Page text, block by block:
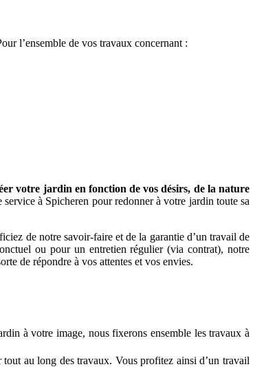
l’ensemble de vos travaux concernant :
votre jardin en fonction de vos désirs, de la nature
à Spicheren pour redonner à votre jardin toute sa
de notre savoir-faire et de la garantie d’un travail de
ou pour un entretien régulier (via contrat), notre
de répondre à vos attentes et vos envies.
à votre image, nous fixerons ensemble les travaux à
au long des travaux. Vous profitez ainsi d’un travail